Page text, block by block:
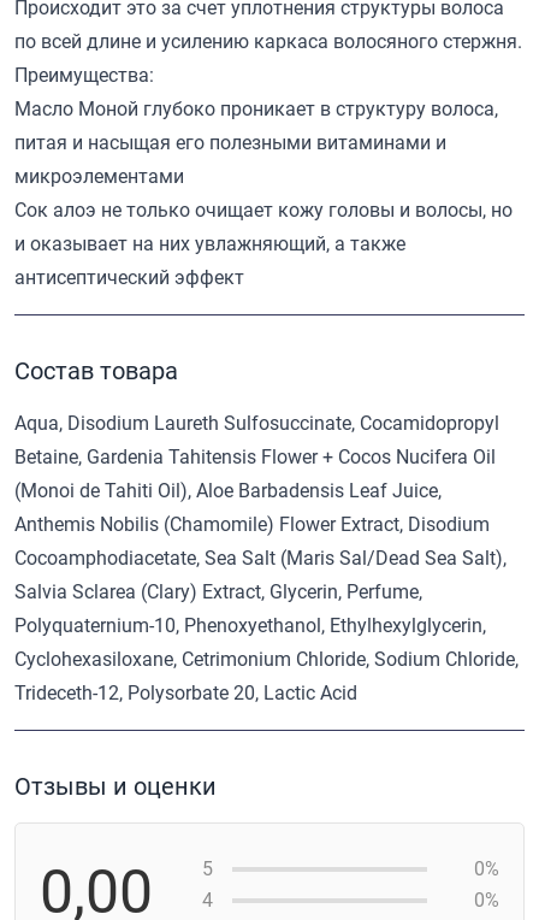
Происходит это за счет уплотнения структуры волоса
по всей длине и усилению каркаса волосяного стержня.
Преимущества:
Масло Моной глубоко проникает в структуру волоса,
питая и насыщая его полезными витаминами и
микроэлементами
Сок алоэ не только очищает кожу головы и волосы, но
и оказывает на них увлажняющий, а также
антисептический эффект
Состав товара
Aqua, Disodium Laureth Sulfosuccinate, Cocamidopropyl
Betaine, Gardenia Tahitensis Flower + Cocos Nucifera Oil
(Monoi de Tahiti Oil), Aloe Barbadensis Leaf Juice,
Anthemis Nobilis (Chamomile) Flower Extract, Disodium
Cocoamphodiacetate, Sea Salt (Maris Sal/Dead Sea Salt),
Salvia Sclarea (Clary) Extract, Glycerin, Perfume,
Polyquaternium-10, Phenoxyethanol, Ethylhexylglycerin,
Cyclohexasiloxane, Cetrimonium Chloride, Sodium Chloride,
Trideceth-12, Polysorbate 20, Lactic Acid
Отзывы и оценки
0,00 5
0%
4
0%